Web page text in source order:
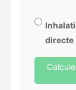
directe